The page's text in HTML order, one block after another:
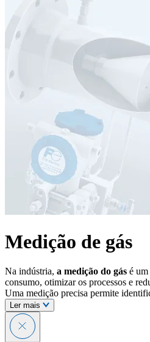
Medição de gás
Na indústria, a medição do gás é
consumo, otimizar os processos e
Uma medição precisa permite
Ler mais